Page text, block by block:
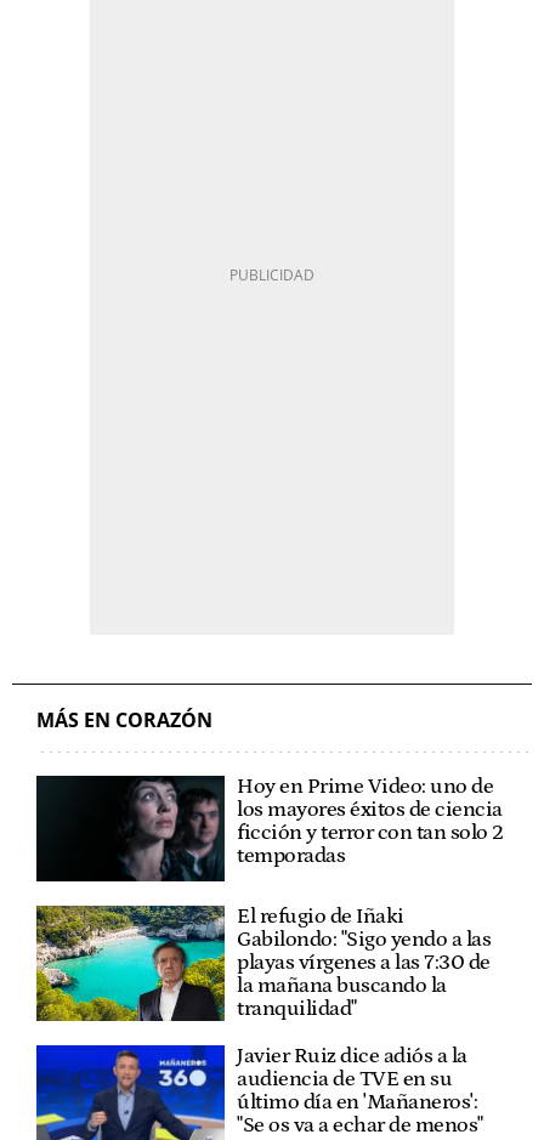
MÁS EN CORAZÓN
Hoy en Prime Video: uno de
los mayores éxitos de ciencia
ficción y terror con tan solo 2
temporadas
El refugio de Iñaki
Gabilondo: "Sigo yendo a las
playas vírgenes a las 7:30 de
la mañana buscando la
tranquilidad"
Javier Ruiz dice adiós a la
audiencia de TVE en su
último día en 'Mañaneros':
"Se os va a echar de menos"